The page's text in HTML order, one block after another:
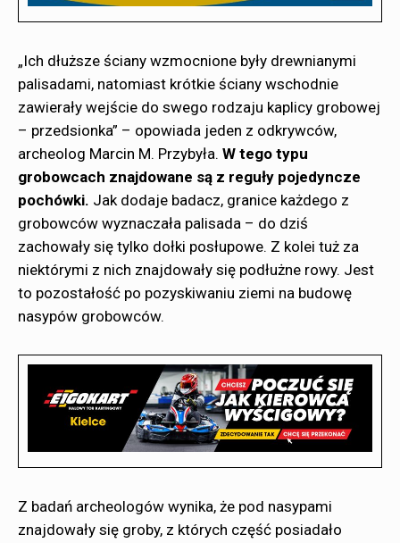
„Ich dłuższe ściany wzmocnione były drewnianymi
palisadami, natomiast krótkie ściany wschodnie
zawierały wejście do swego rodzaju kaplicy grobowej
– przedsionka” – opowiada jeden z odkrywców,
archeolog Marcin M. Przybyła. W tego typu
grobowcach znajdowane są z reguły pojedyncze
pochówki. Jak dodaje badacz, granice każdego z
grobowców wyznaczała palisada – do dziś
zachowały się tylko dołki posłupowe. Z kolei tuż za
niektórymi z nich znajdowały się podłużne rowy. Jest
to pozostałość po pozyskiwaniu ziemi na budowę
nasypów grobowców.
Z badań archeologów wynika, że pod nasypami
znajdowały się groby, z których część posiadało